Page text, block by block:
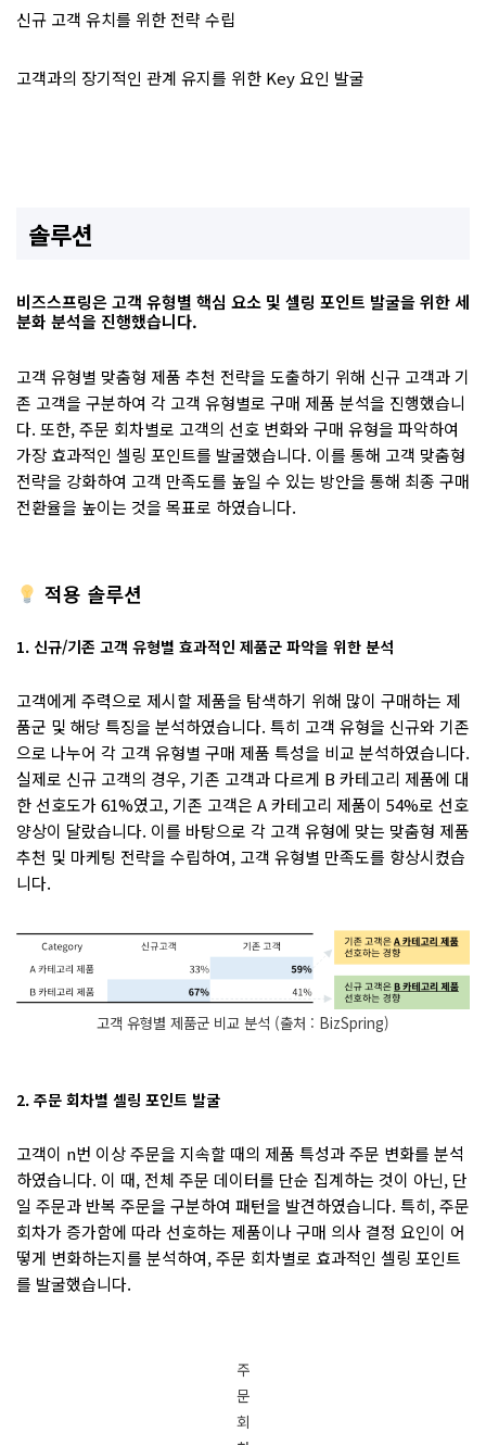
신규 고객 유치를 위한 전략 수립
고객과의 장기적인 관계 유지를 위한 Key 요인 발굴
솔루션
비즈스프링은 고객 유형별 핵심 요소 및 셀링 포인트 발굴을 위한 세
분화 분석을 진행했습니다.
고객 유형별 맞춤형 제품 추천 전략을 도출하기 위해 신규 고객과 기
존 고객을 구분하여 각 고객 유형별로 구매 제품 분석을 진행했습니
다. 또한, 주문 회차별로 고객의 선호 변화와 구매 유형을 파악하여
가장 효과적인 셀링 포인트를 발굴했습니다. 이를 통해 고객 맞춤형
전략을 강화하여 고객 만족도를 높일 수 있는 방안을 통해 최종 구매
전환율을 높이는 것을 목표로 하였습니다.
적용 솔루션
1. 신규/기존 고객 유형별 효과적인 제품군 파악을 위한 분석
고객에게 주력으로 제시할 제품을 탐색하기 위해 많이 구매하는 제
품군 및 해당 특징을 분석하였습니다. 특히 고객 유형을 신규와 기존
으로 나누어 각 고객 유형별 구매 제품 특성을 비교 분석하였습니다.
실제로 신규 고객의 경우, 기존 고객과 다르게 B 카테고리 제품에 대
한 선호도가 61%였고, 기존 고객은 A 카테고리 제품이 54%로 선호
양상이 달랐습니다. 이를 바탕으로 각 고객 유형에 맞는 맞춤형 제품
추천 및 마케팅 전략을 수립하여, 고객 유형별 만족도를 향상시켰습
니다.
고객 유형별 제품군 비교 분석 (출처 : BizSpring)
2. 주문 회차별 셀링 포인트 발굴
고객이 n번 이상 주문을 지속할 때의 제품 특성과 주문 변화를 분석
하였습니다. 이 때, 전체 주문 데이터를 단순 집계하는 것이 아닌, 단
일 주문과 반복 주문을 구분하여 패턴을 발견하였습니다. 특히, 주문
회차가 증가함에 따라 선호하는 제품이나 구매 의사 결정 요인이 어
떻게 변화하는지를 분석하여, 주문 회차별로 효과적인 셀링 포인트
를 발굴했습니다.
주
문
회